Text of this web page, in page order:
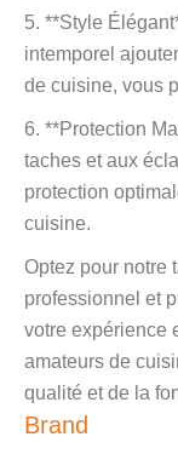
5. **Style
intemporel
de cuisine, vous
6. **Protection
taches et aux
protection
cuisine.
Optez pour notre
professionnel et
votre expérience
amateurs de
qualité et de la
Brand